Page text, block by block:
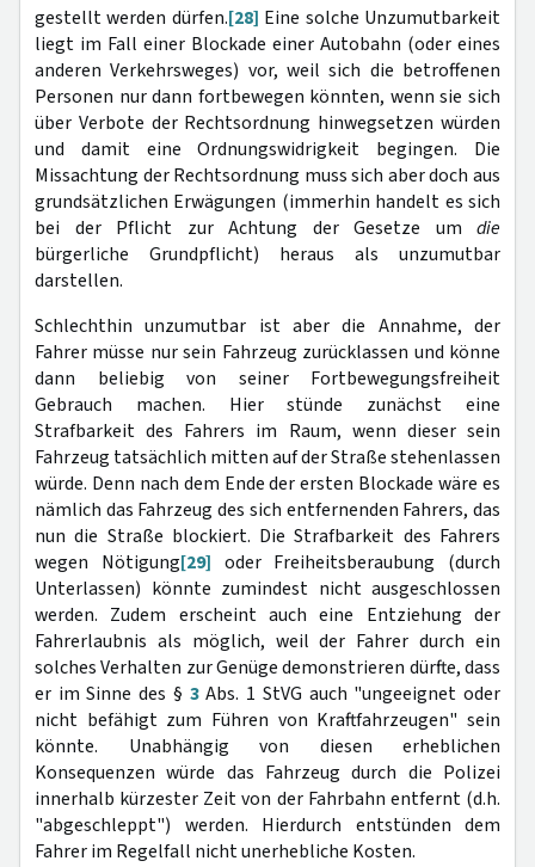
gestellt werden dürfen.[28] Eine solche Unzumutbarkeit
liegt im Fall einer Blockade einer Autobahn (oder eines
anderen Verkehrsweges) vor, weil sich die betroffenen
Personen nur dann fortbewegen könnten, wenn sie sich
über Verbote der Rechtsordnung hinwegsetzen würden
und damit eine Ordnungswidrigkeit begingen. Die
Missachtung der Rechtsordnung muss sich aber doch aus
grundsätzlichen Erwägungen (immerhin handelt es sich
bei der Pflicht zur Achtung der Gesetze um die
bürgerliche Grundpflicht) heraus als unzumutbar
darstellen.
Schlechthin unzumutbar ist aber die Annahme, der
Fahrer müsse nur sein Fahrzeug zurücklassen und könne
dann beliebig von seiner Fortbewegungsfreiheit
Gebrauch machen. Hier stünde zunächst eine
Strafbarkeit des Fahrers im Raum, wenn dieser sein
Fahrzeug tatsächlich mitten auf der Straße stehenlassen
würde. Denn nach dem Ende der ersten Blockade wäre es
nämlich das Fahrzeug des sich entfernenden Fahrers, das
nun die Straße blockiert. Die Strafbarkeit des Fahrers
wegen Nötigung[29] oder Freiheitsberaubung (durch
Unterlassen) könnte zumindest nicht ausgeschlossen
werden. Zudem erscheint auch eine Entziehung der
Fahrerlaubnis als möglich, weil der Fahrer durch ein
solches Verhalten zur Genüge demonstrieren dürfte, dass
er im Sinne des § 3Abs. 1 StVG auch "ungeeignet oder
nicht befähigt zum Führen von Kraftfahrzeugen" sein
könnte. Unabhängig von diesen erheblichen
Konsequenzen würde das Fahrzeug durch die Polizei
innerhalb kürzester Zeit von der Fahrbahn entfernt (d.h.
"abgeschleppt") werden. Hierdurch entstünden dem
Fahrer im Regelfall nicht unerhebliche Kosten.